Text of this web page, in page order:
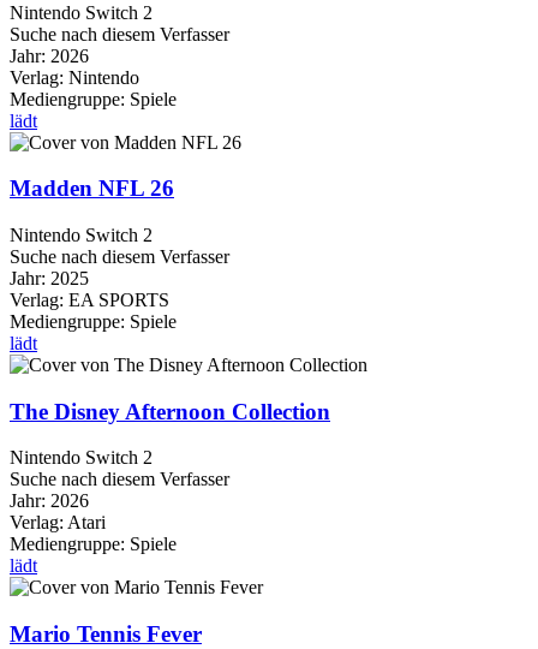
Nintendo Switch 2
Suche nach diesem Verfasser
Jahr: 2026
Verlag: Nintendo
Mediengruppe: Spiele
lädt
Madden NFL 26
Nintendo Switch 2
Suche nach diesem Verfasser
Jahr: 2025
Verlag: EA SPORTS
Mediengruppe: Spiele
lädt
The Disney Afternoon Collection
Nintendo Switch 2
Suche nach diesem Verfasser
Jahr: 2026
Verlag: Atari
Mediengruppe: Spiele
lädt
Mario Tennis Fever